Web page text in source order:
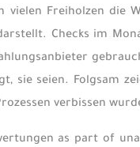
Freiholzen die
Checks im
sie seien. Folgsam
verbissen
as part of